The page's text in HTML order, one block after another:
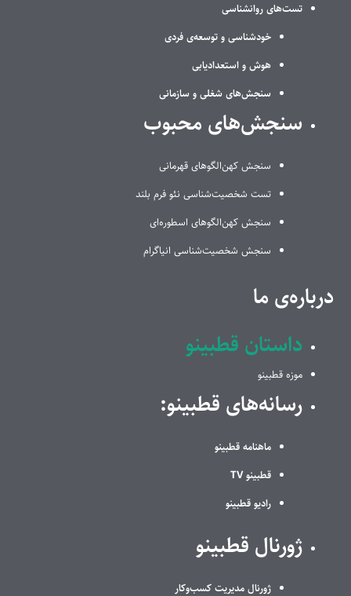
تست‌های روانشناسی
خودشناسی و توسعه‌ی فردی
هوش و استعدادیابی
سنجش‌های شغلی و سازمانی
سنجش‌های محبوب
سنجش کهن‌الگوهای قهرمانی
تست شخصیت‌شناسی نئو فرم بلند
سنجش کهن‌الگوهای اسطوره‌ای
سنجش شخصیت‌شناسی انیاگرام
درباره‌ی ما
داستان قطبینو
موزه قطبینو
رسانه‌های قطبینو:
ماهنامه قطبینو
قطبینو TV
رادیو قطبینو
ژورنال قطبینو
ژورنال مدیریت کسب‌وکار